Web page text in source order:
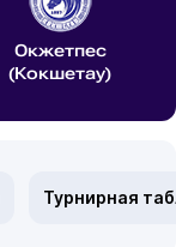
Окжетпес
(Кокшетау)
Турнирная